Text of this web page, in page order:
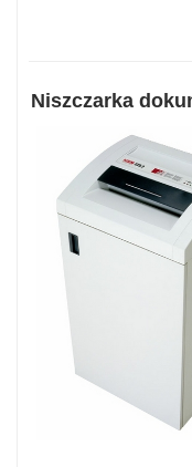
Niszczarka